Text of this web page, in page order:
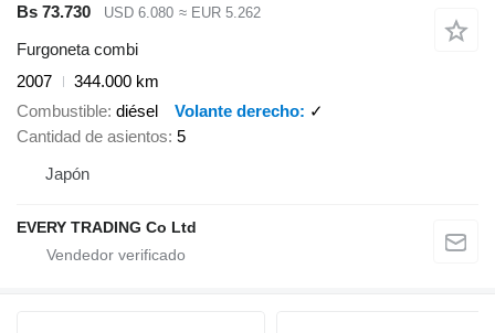
Bs 73.730
USD 6.080 ≈ EUR 5.262
Furgoneta combi
2007
344.000 km
Combustible diésel Volante derecho
✓
Cantidad de asientos 5
Japón
EVERY TRADING Co Ltd